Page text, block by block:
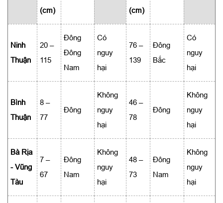
(cm)
(cm)
Ninh
Thuận
20 –
115
Đông
Đông
Nam
Có
nguy
hại
76 –
139
Đông
Bắc
Có
nguy
hại
Bình
Thuận
8 –
77
Đông
Không
nguy
hại
46 –
78
Đông
Không
nguy
hại
Bà Rịa
- Vũng
Tàu
7 –
67
Đông
Nam
Không
nguy
hại
48 –
73
Đông
Nam
Không
nguy
hại